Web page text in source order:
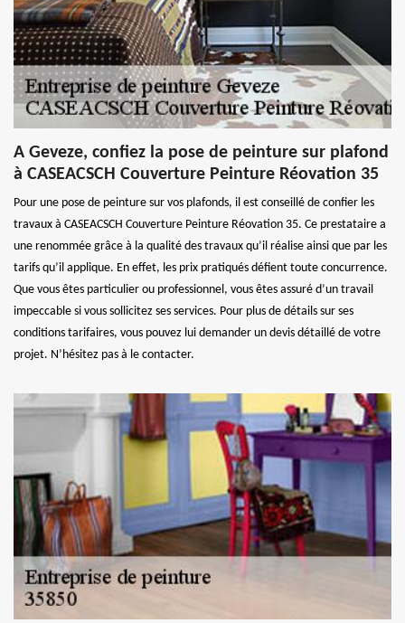
A Geveze, confiez la pose de peinture sur plafond
à CASEACSCH Couverture Peinture Réovation 35
Pour une pose de peinture sur vos plafonds, il est conseillé de confier les
travaux à CASEACSCH Couverture Peinture Réovation 35. Ce prestataire a
une renommée grâce à la qualité des travaux qu’il réalise ainsi que par les
tarifs qu’il applique. En effet, les prix pratiqués défient toute concurrence.
Que vous êtes particulier ou professionnel, vous êtes assuré d’un travail
impeccable si vous sollicitez ses services. Pour plus de détails sur ses
conditions tarifaires, vous pouvez lui demander un devis détaillé de votre
projet. N’hésitez pas à le contacter.